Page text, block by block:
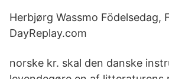
Herbjørg Wassmo Födelsedag,
DayReplay.com
norske kr. skal den danske